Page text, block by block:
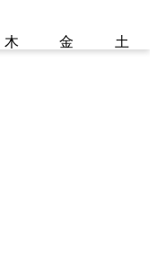
木 金 土